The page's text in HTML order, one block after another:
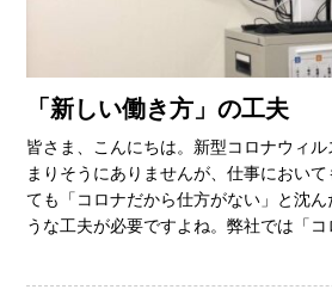
「新しい働き方」の工夫
皆さま、こんにちは。新型コロナウィ
まりそうにありませんが、仕事におい
ても「コロナだから仕方がない」と沈ん
うな工夫が必要ですよね。弊社では「